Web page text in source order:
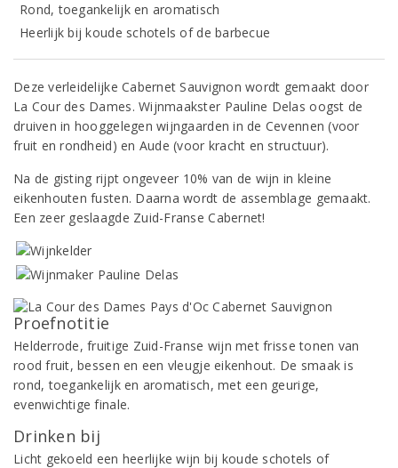
Rond, toegankelijk en aromatisch
Heerlijk bij koude schotels of de barbecue
Deze verleidelijke Cabernet Sauvignon wordt gemaakt door
La Cour des Dames. Wijnmaakster Pauline Delas oogst de
druiven in hooggelegen wijngaarden in de Cevennen (voor
fruit en rondheid) en Aude (voor kracht en structuur).
Na de gisting rijpt ongeveer 10% van de wijn in kleine
eikenhouten fusten. Daarna wordt de assemblage gemaakt.
Een zeer geslaagde Zuid-Franse Cabernet!
Proefnotitie
Helderrode, fruitige Zuid-Franse wijn met frisse tonen van
rood fruit, bessen en een vleugje eikenhout. De smaak is
rond, toegankelijk en aromatisch, met een geurige,
evenwichtige finale.
Drinken bij
Licht gekoeld een heerlijke wijn bij koude schotels of